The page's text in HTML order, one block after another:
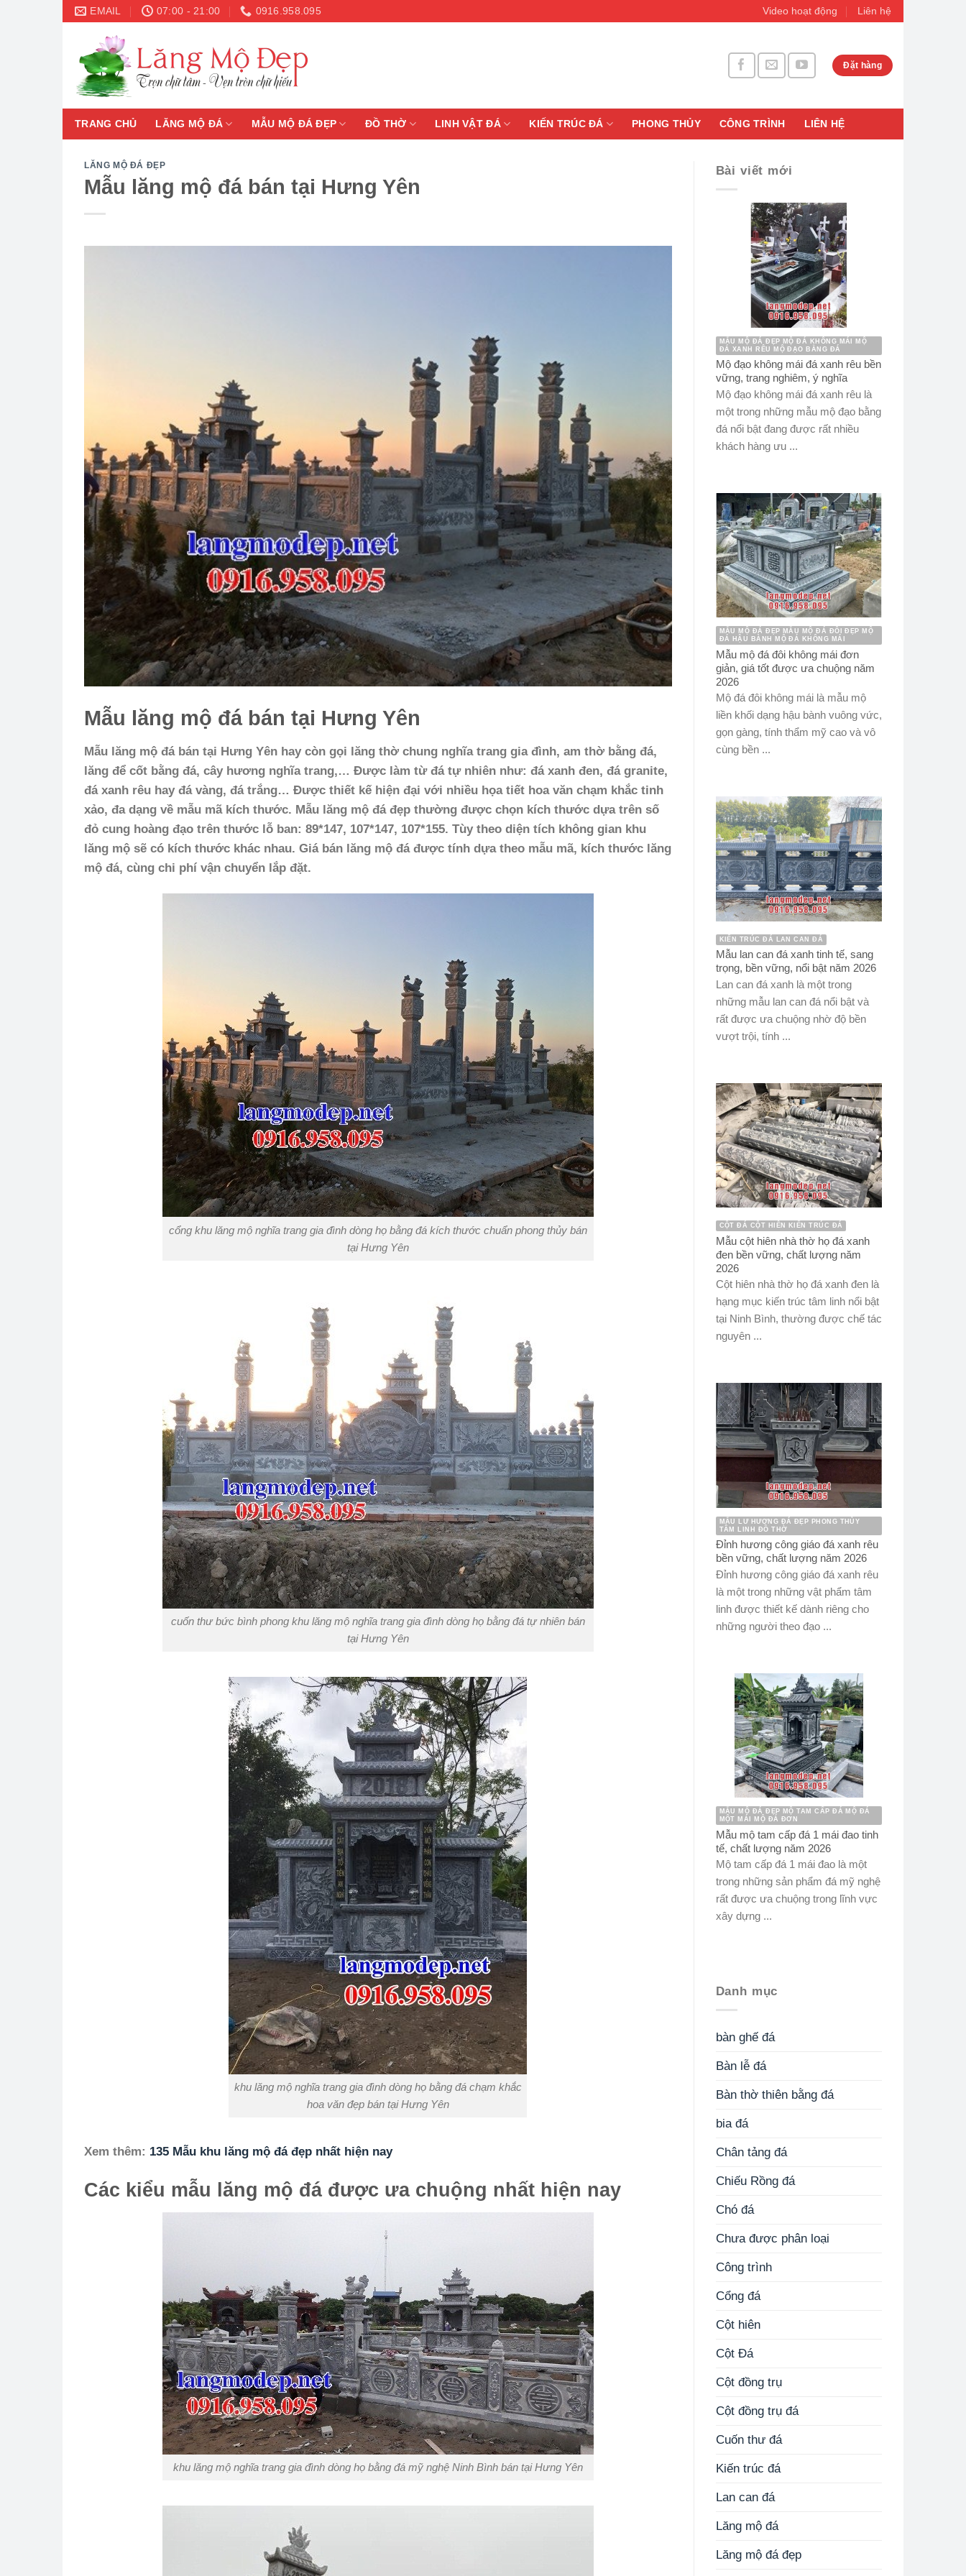
Skip
content
EMAIL 07:00 - 21:00 0916.958.095 Video hoạt động Liên hệ
Đặt hàng
TRANG CHỦ LĂNG MỘ ĐÁ MẪU MỘ ĐÁ ĐẸP ĐỒ THỜ LINH VẬT ĐÁ KIẾN TRÚC ĐÁ PHONG THỦY CÔNG TRÌNH LIÊN HỆ
LĂNG MỘ ĐÁ ĐẸP
Mẫu lăng mộ đá bán tại Hưng Yên
Mẫu lăng mộ đá bán tại Hưng Yên
Mẫu lăng mộ đá bán tại Hưng Yên hay còn gọi lăng thờ chung nghĩa trang gia đình, am thờ bằng đá,
lăng để cốt bằng đá, cây hương nghĩa trang,… Được làm từ đá tự nhiên như: đá xanh đen, đá granite,
đá xanh rêu hay đá vàng, đá trắng… Được thiết kế hiện đại với nhiều họa tiết hoa văn chạm khắc tinh
xảo, đa dạng về mẫu mã kích thước. Mẫu lăng mộ đá đẹp thường được chọn kích thước dựa trên số
đỏ cung hoàng đạo trên thước lỗ ban: 89*147, 107*147, 107*155. Tùy theo diện tích không gian khu
lăng mộ sẽ có kích thước khác nhau. Giá bán lăng mộ đá được tính dựa theo mẫu mã, kích thước lăng
mộ đá, cùng chi phí vận chuyển lắp đặt.
cổng khu lăng mộ nghĩa trang gia đình dòng họ bằng đá kích thước chuẩn phong thủy bán
tại Hưng Yên
cuốn thư bức bình phong khu lăng mộ nghĩa trang gia đình dòng họ bằng đá tự nhiên bán
tại Hưng Yên
khu lăng mộ nghĩa trang gia đình dòng họ bằng đá chạm khắc
hoa văn đẹp bán tại Hưng Yên
Xem thêm: 135 Mẫu khu lăng mộ đá đẹp nhất hiện nay
Các kiểu mẫu lăng mộ đá được ưa chuộng nhất hiện nay
khu lăng mộ nghĩa trang gia đình dòng họ bằng đá mỹ nghệ Ninh Bình bán tại Hưng Yên
Bài viết mới
MẪU MỘ ĐÁ ĐẸP MỘ ĐÁ KHÔNG MÁI MỘ
ĐÁ XANH RÊU MỘ ĐẠO BẰNG ĐÁ
Mộ đạo không mái đá xanh rêu bền
vững, trang nghiêm, ý nghĩa
Mộ đạo không mái đá xanh rêu là
một trong những mẫu mộ đạo bằng
đá nổi bật đang được rất nhiều
khách hàng ưu ...
MẪU MỘ ĐÁ ĐẸP MẪU MỘ ĐÁ ĐÔI ĐẸP MỘ
ĐÁ HẬU BÀNH MỘ ĐÁ KHÔNG MÁI
Mẫu mộ đá đôi không mái đơn
giản, giá tốt được ưa chuộng năm
2026
Mộ đá đôi không mái là mẫu mộ
liền khối dạng hậu bành vuông vức,
gọn gàng, tính thẩm mỹ cao và vô
cùng bền ...
KIẾN TRÚC ĐÁ LAN CAN ĐÁ
Mẫu lan can đá xanh tinh tế, sang
trọng, bền vững, nổi bật năm 2026
Lan can đá xanh là một trong
những mẫu lan can đá nổi bật và
rất được ưa chuộng nhờ độ bền
vượt trội, tính ...
CỘT ĐÁ CỘT HIÊN KIẾN TRÚC ĐÁ
Mẫu cột hiên nhà thờ họ đá xanh
đen bền vững, chất lượng năm
2026
Cột hiên nhà thờ họ đá xanh đen là
hạng mục kiến trúc tâm linh nổi bật
tại Ninh Bình, thường được chế tác
nguyên ...
MẪU LƯ HƯƠNG ĐÁ ĐẸP PHONG THỦY
TÂM LINH ĐỒ THỜ
Đỉnh hương công giáo đá xanh rêu
bền vững, chất lượng năm 2026
Đỉnh hương công giáo đá xanh rêu
là một trong những vật phẩm tâm
linh được thiết kế dành riêng cho
những người theo đạo ...
MẪU MỘ ĐÁ ĐẸP MỘ TAM CẤP ĐÁ MỘ ĐÁ
MỘT MÁI MỘ ĐÁ ĐƠN
Mẫu mộ tam cấp đá 1 mái đao tinh
tế, chất lượng năm 2026
Mộ tam cấp đá 1 mái đao là một
trong những sản phẩm đá mỹ nghệ
rất được ưa chuộng trong lĩnh vực
xây dựng ...
Danh mục
bàn ghế đá
Bàn lễ đá
Bàn thờ thiên bằng đá
bia đá
Chân tảng đá
Chiếu Rồng đá
Chó đá
Chưa được phân loại
Công trình
Cổng đá
Cột hiên
Cột Đá
Cột đồng trụ
Cột đồng trụ đá
Cuốn thư đá
Kiến trúc đá
Lan can đá
Lăng mộ đá
Lăng mộ đá đẹp